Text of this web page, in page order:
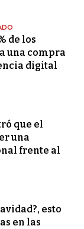
de los
una compra
digital
que el
una
frente al
esto
en las